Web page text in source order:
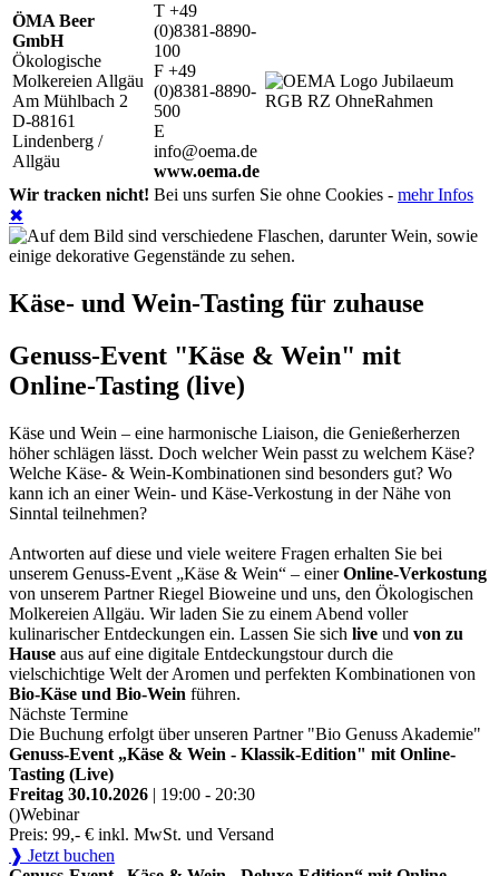
ÖMA Beer
GmbH
Ökologische
Molkereien Allgäu
Am Mühlbach 2
D-88161
Lindenberg /
Allgäu
T +49
(0)8381-8890-
100
F +49
(0)8381-8890-
500
E
info@oema.de
www.oema.de
Wir tracken nicht! Bei uns surfen Sie ohne Cookies - mehr Infos
✖
Käse- und Wein-Tasting für zuhause
Genuss-Event "Käse & Wein" mit
Online-Tasting (live)
Käse und Wein – eine harmonische Liaison, die Genießerherzen
höher schlägen lässt. Doch welcher Wein passt zu welchem Käse?
Welche Käse- & Wein-Kombinationen sind besonders gut? Wo
kann ich an einer Wein- und Käse-Verkostung in der Nähe von
Sinntal teilnehmen?
Antworten auf diese und viele weitere Fragen erhalten Sie bei
unserem Genuss-Event „Käse & Wein“ – einerOnline-Verkostung
von unserem Partner Riegel Bioweine und uns, den Ökologischen
Molkereien Allgäu. Wir laden Sie zu einem Abend voller
kulinarischer Entdeckungen ein. Lassen Sie sich live und von zu
Hause aus auf eine digitale Entdeckungstour durch die
vielschichtige Welt der Aromen und perfekten Kombinationen von
Bio-Käse und Bio-Wein führen.
Nächste Termine
Die Buchung erfolgt über unseren Partner "Bio Genuss Akademie"
Genuss-Event „Käse & Wein - Klassik-Edition" mit Online-
Tasting (Live)
Freitag 30.10.2026 | 19:00 - 20:30
()Webinar
Preis: 99,- € inkl. MwSt. und Versand
❱ Jetzt buchen